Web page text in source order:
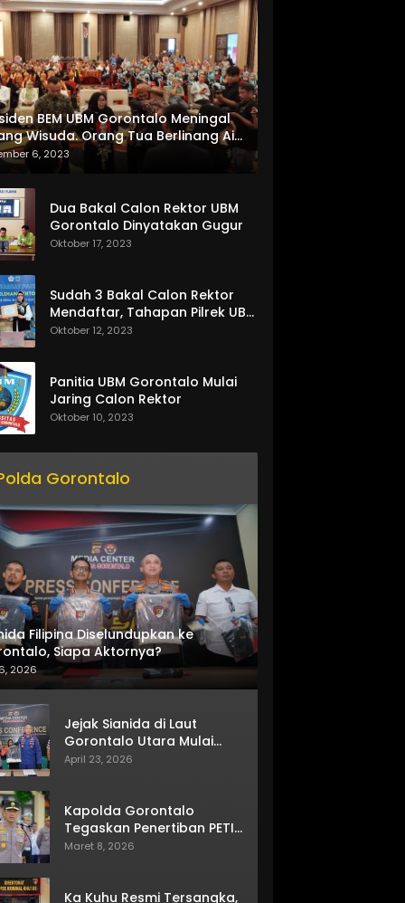
BEM UBM Gorontalo Meningal
Wisuda. Orang Tua Berlinang Air
Menerima SKL dan Pemasangan
6, 2023
Dua Bakal Calon Rektor UBM
Gorontalo Dinyatakan Gugur
Oktober 17, 2023
Sudah 3 Bakal Calon Rektor
Mendaftar, Tahapan Pilrek UBM
Gorontalo Makin Seru
Oktober 12, 2023
Panitia UBM Gorontalo Mulai
Jaring Calon Rektor
Oktober 10, 2023
Gorontalo
Filipina Diselundupkan ke
Siapa Aktornya?
2026
Jejak Sianida di Laut
Gorontalo Utara Mulai
Terkuak
April 23, 2026
Kapolda Gorontalo
Tegaskan Penertiban PETI
Terus Berjalan
Maret 8, 2026
Ka Kuhu Resmi Tersangka,